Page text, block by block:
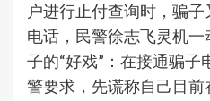
户进行止付查询时，骗
电话，民警徐志飞灵机
子的“好戏”：在接通骗
警要求，先谎称自己目